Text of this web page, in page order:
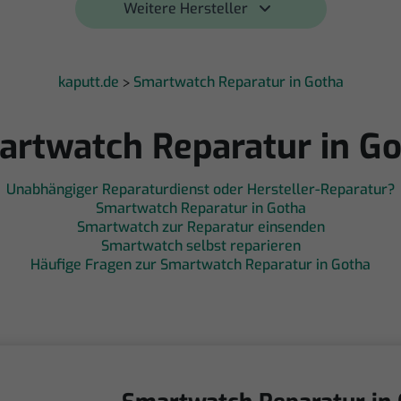
Weitere Hersteller
kaputt.de > Smartwatch Reparatur in Gotha
Reparatur in
Unabhängiger Reparaturdienst oder Hersteller-Reparatur?
Smartwatch Reparatur in Gotha
Smartwatch zur Reparatur einsenden
Smartwatch selbst reparieren
Häufige Fragen zur Smartwatch Reparatur in Gotha